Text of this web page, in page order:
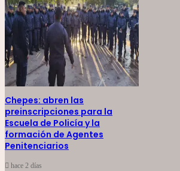
Chepes: abren las
preinscripciones para la
Escuela de Policía y la
formación de Agentes
Penitenciarios
hace 2 días